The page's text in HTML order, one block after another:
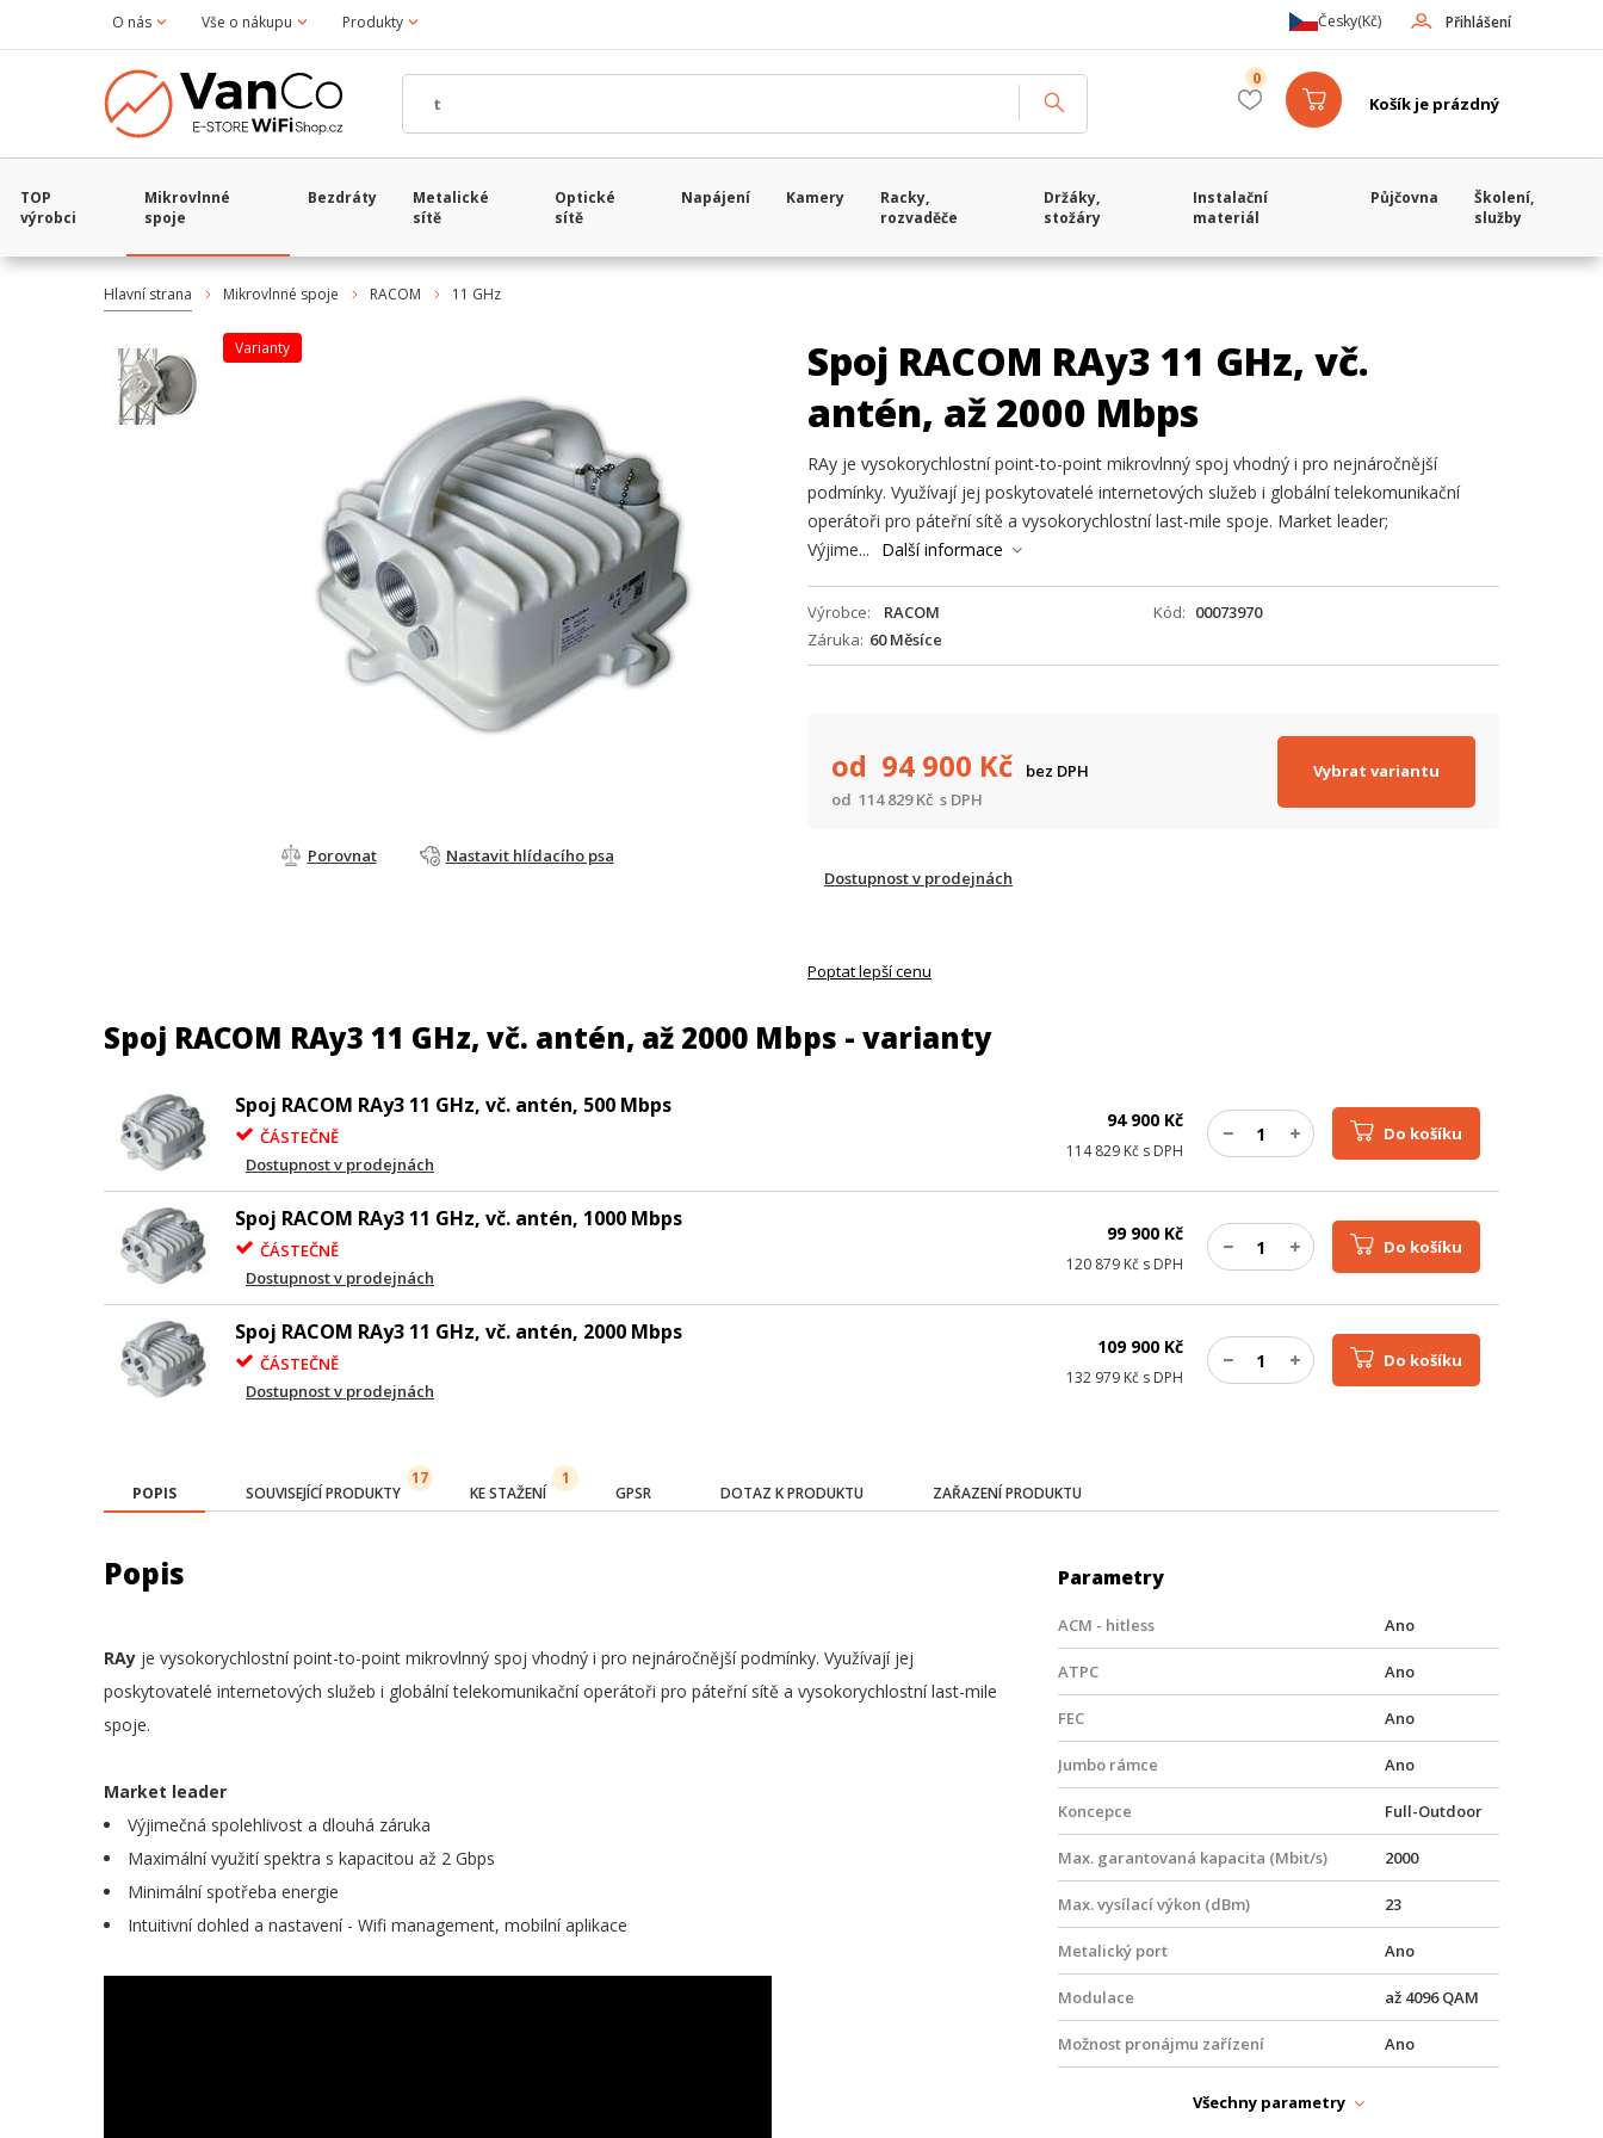
O nás Vše o nákupu Produkty Přihlášení
Česky(Kč)
Košík je prázdný
0
TOP
výrobci
Mikrovlnné
spoje
Bezdráty
Metalické
sítě
Optické
sítě
Napájení Kamery
Racky,
rozvaděče
Držáky,
stožáry
Instalační
materiál
Půjčovna
Školení,
služby
Hlavní strana Mikrovlnné spoje RACOM 11 GHz
varianty
Porovnat Nastavit hlídacího psa
Spoj RACOM RAy3 11 GHz, vč.
antén, až 2000 Mbps
RAy je vysokorychlostní point-to-point mikrovlnný spoj vhodný i pro nejnáročnější
podmínky. Využívají jej poskytovatelé internetových služeb i globální telekomunikační
operátoři pro páteřní sítě a vysokorychlostní last-mile spoje. Market leader;
Výjime...
Další informace
Výrobce RACOM Kód
00073970
Záruka 60 Měsíce
od 94 900 Kč
bez DPH
od 114 829Kč s DPH
Vybrat variantu
Dostupnost v prodejnách
Poptat lepší cenu
Spoj RACOM RAy3 11 GHz, vč. antén, až 2000 Mbps - varianty
Spoj RACOM RAy3 11 GHz, vč. antén, 500 Mbps
ČÁSTEČNĚ
Dostupnost v prodejnách
94 900 Kč
114 829 Kč s DPH
Do košíku
Spoj RACOM RAy3 11 GHz, vč. antén, 1000 Mbps
ČÁSTEČNĚ
Dostupnost v prodejnách
99 900 Kč
120 879 Kč s DPH
Do košíku
Spoj RACOM RAy3 11 GHz, vč. antén, 2000 Mbps
ČÁSTEČNĚ
Dostupnost v prodejnách
109 900 Kč
132 979 Kč s DPH
Do košíku
POPIS SOUVISEJÍCÍ PRODUKTY
17
KE STAŽENÍ
1
GPSR DOTAZ K PRODUKTU ZAŘAZENÍ PRODUKTU
Popis
RAy je vysokorychlostní point-to-point mikrovlnný spoj vhodný i pro nejnáročnější podmínky. Využívají jej
poskytovatelé internetových služeb i globální telekomunikační operátoři pro páteřní sítě a vysokorychlostní last-mile
spoje.
Market leader
Výjimečná spolehlivost a dlouhá záruka
Maximální využití spektra s kapacitou až 2 Gbps
Minimální spotřeba energie
Intuitivní dohled a nastavení - Wifi management, mobilní aplikace
Parametry
ACM - hitless Ano
ATPC Ano
FEC Ano
Jumbo rámce Ano
Koncepce Full-Outdoor
Max. garantovaná kapacita (Mbit/s) 2000
Max. vysílací výkon (dBm) 23
Metalický port Ano
Modulace až 4096 QAM
Možnost pronájmu zařízení Ano
Všechny parametry